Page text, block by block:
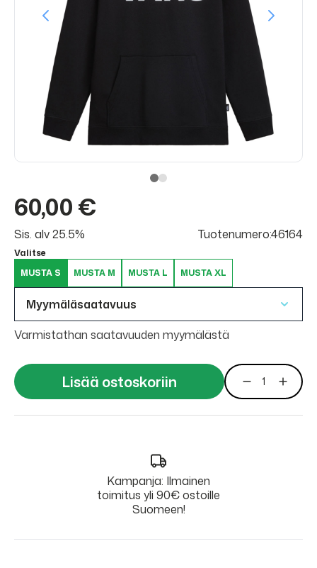
60,00 €
Sis. alv 25.5% Tuotenumero:46164
Valitse
MUSTA S
MUSTA M MUSTA L MUSTA XL
Myymäläsaatavuus
Varmistathan saatavuuden myymälästä
Lisää ostoskoriin
Kampanja: Ilmainen
toimitus yli 90€ ostoille
Suomeen!